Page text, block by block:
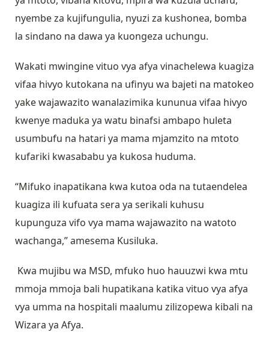
nyembe za kujifungulia, nyuzi za kushonea, bomba
la sindano na dawa ya kuongeza uchungu.
Wakati mwingine vituo vya afya vinachelewa kuagiza
vifaa hivyo kutokana na ufinyu wa bajeti na matokeo
yake wajawazito wanalazimika kununua vifaa hivyo
kwenye maduka ya watu binafsi ambapo huleta
usumbufu na hatari ya mama mjamzito na mtoto
kufariki kwasababu ya kukosa huduma.
“Mifuko inapatikana kwa kutoa oda na tutaendelea
kuagiza ili kufuata sera ya serikali kuhusu
kupunguza vifo vya mama wajawazito na watoto
wachanga,” amesema Kusiluka.
Kwa mujibu wa MSD, mfuko huo hauuzwi kwa mtu
mmoja mmoja bali hupatikana katika vituo vya afya
vya umma na hospitali maalumu zilizopewa kibali na
Wizara ya Afya.